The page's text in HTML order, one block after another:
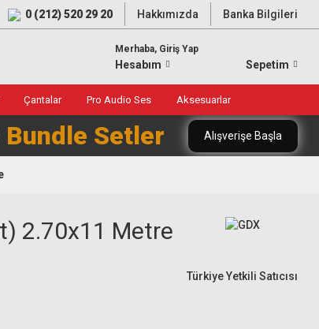
0 (212) 520 29 20 Hakkımızda Banka Bilgileri
Merhaba, Giriş Yap
Hesabım Sepetim
Çantalar Pro Audio Ses Aksesuarlar
Bundle Setler Alışverişe Başla
2.70x11 Metre
Türkiye Yetkili Satıcısı